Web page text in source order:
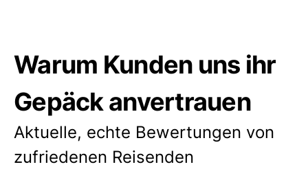
Warum Kunden uns ihr
Gepäck anvertrauen
Aktuelle, echte Bewertungen von
zufriedenen Reisenden